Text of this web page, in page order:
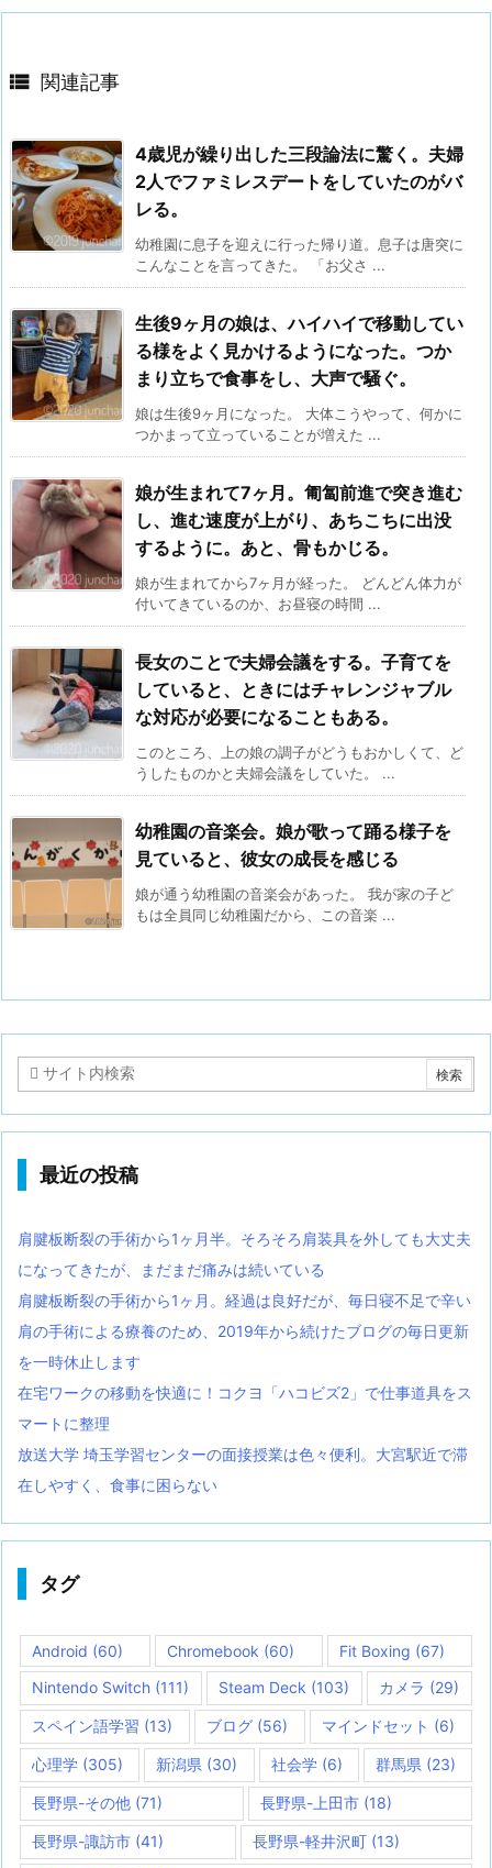
 関連記事
4歳児が繰り出した三段論法に驚く。夫婦
2人でファミレスデートをしていたのがバ
レる。
幼稚園に息子を迎えに行った帰り道。息子は唐突に
こんなことを言ってきた。 「お父さ ...
生後9ヶ月の娘は、ハイハイで移動してい
る様をよく見かけるようになった。つか
まり立ちで食事をし、大声で騒ぐ。
娘は生後9ヶ月になった。 大体こうやって、何かに
つかまって立っていることが増えた ...
娘が生まれて7ヶ月。匍匐前進で突き進む
し、進む速度が上がり、あちこちに出没
するように。あと、骨もかじる。
娘が生まれてから7ヶ月が経った。 どんどん体力が
付いてきているのか、お昼寝の時間 ...
長女のことで夫婦会議をする。子育てを
していると、ときにはチャレンジャブル
な対応が必要になることもある。
このところ、上の娘の調子がどうもおかしくて、ど
うしたものかと夫婦会議をしていた。 ...
幼稚園の音楽会。娘が歌って踊る様子を
見ていると、彼女の成長を感じる
娘が通う幼稚園の音楽会があった。 我が家の子ど
もは全員同じ幼稚園だから、この音楽 ...
最近の投稿
肩腱板断裂の手術から1ヶ月半。そろそろ肩装具を外しても大丈夫
になってきたが、まだまだ痛みは続いている
肩腱板断裂の手術から1ヶ月。経過は良好だが、毎日寝不足で辛い
肩の手術による療養のため、2019年から続けたブログの毎日更新
を一時休止します
在宅ワークの移動を快適に！コクヨ「ハコビズ2」で仕事道具をス
マートに整理
放送大学 埼玉学習センターの面接授業は色々便利。大宮駅近で滞
在しやすく、食事に困らない
タグ
Android (60) Chromebook (60) Fit Boxing (67)
Nintendo Switch (111) Steam Deck (103) カメラ (29)
スペイン語学習 (13) ブログ (56) マインドセット (6)
心理学 (305) 新潟県 (30) 社会学(6) 群馬県 (23)
長野県-その他 (71) 長野県-上田市(18)
長野県-諏訪市 (41) 長野県-軽井沢町 (13)